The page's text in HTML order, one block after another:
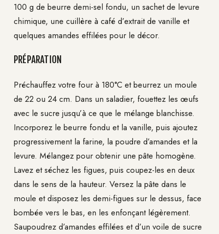
100 g de beurre demi-sel fondu, un sachet de levure
chimique, une cuillère à café d’extrait de vanille et
quelques amandes effilées pour le décor.
PRÉPARATION
Préchauffez votre four à 180°C et beurrez un moule
de 22 ou 24 cm. Dans un saladier, fouettez les œufs
avec le sucre jusqu’à ce que le mélange blanchisse.
Incorporez le beurre fondu et la vanille, puis ajoutez
progressivement la farine, la poudre d’amandes et la
levure. Mélangez pour obtenir une pâte homogène.
Lavez et séchez les figues, puis coupez-les en deux
dans le sens de la hauteur. Versez la pâte dans le
moule et disposez les demi-figues sur le dessus, face
bombée vers le bas, en les enfonçant légèrement.
Saupoudrez d’amandes effilées et d’un voile de sucre